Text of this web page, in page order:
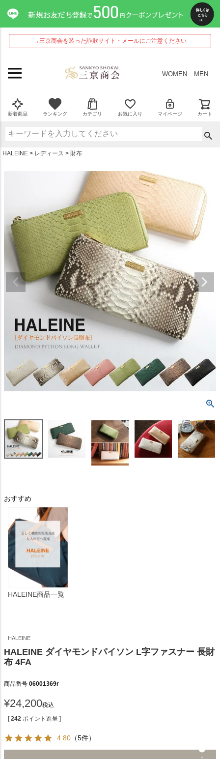
→三京商会を装った詐欺サイト・メールにご注意ください
WOMEN MEN
新着商品 ランキング カテゴリ お気に入り マイページ カート
HALEINE レディース 財布
おすすめ
HALEINE商品一覧
HALEINE
HALEINE ダイヤモンドパイソン L字ファスナー 長財
布 4FA
商品番号 06001369r
¥24,200税込
[ 242 ポイント進呈 ]
4.80 （5件）
ペー
ジト
ップ
へ